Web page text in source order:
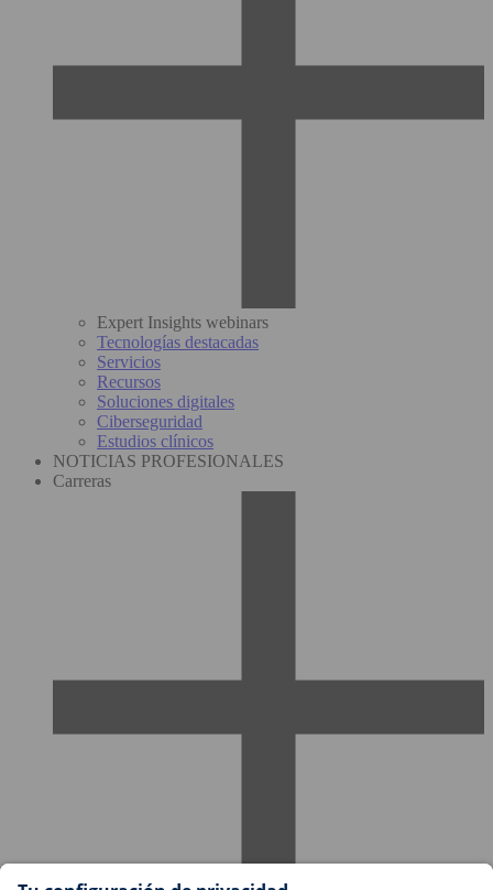
Expert Insights webinars
Tecnologías destacadas
Servicios
Recursos
Soluciones digitales
Ciberseguridad
Estudios clínicos
NOTICIAS PROFESIONALES
Carreras